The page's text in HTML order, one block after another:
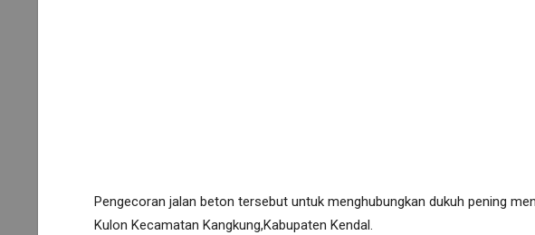
Pengecoran jalan beton tersebut untuk menghubungkan dukuh pening
Kulon Kecamatan Kangkung,Kabupaten Kendal.